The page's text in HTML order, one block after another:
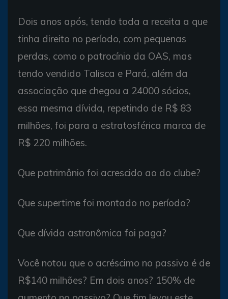
Dois anos após, tendo toda a receita a que
tinha direito no período, com pequenas
perdas, como o patrocínio da OAS, mas
tendo vendido Talisca e Pará, além da
associação que chegou a 24000 sócios,
essa mesma dívida, repetindo de R$ 83
milhões, foi para a estratosférica marca de
R$ 220 milhões.
Que patrimônio foi acrescido ao do clube?
Que supertime foi montado no período?
Que dívida astronômica foi paga?
Você notou que o acréscimo no passivo é de
R$140 milhões? Em dois anos? 150% de